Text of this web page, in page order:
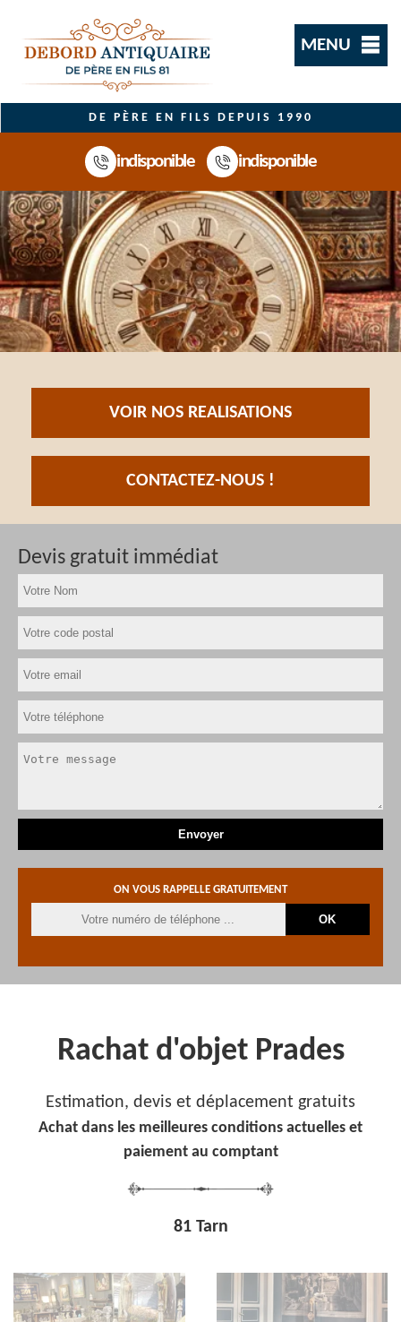
MENU
DE PÈRE EN FILS DEPUIS 1990
indisponible indisponible
VOIR NOS REALISATIONS
CONTACTEZ-NOUS !
Devis gratuit immédiat
ON VOUS RAPPELLE GRATUITEMENT
Rachat d'objet Prades
Estimation, devis et déplacement gratuits
Achat dans les meilleures conditions actuelles et
paiement au comptant
81 Tarn